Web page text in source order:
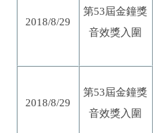
2018/8/29
第53屆金鐘獎
音效獎入圍
2018/8/29
第53屆金鐘獎
音效獎入圍